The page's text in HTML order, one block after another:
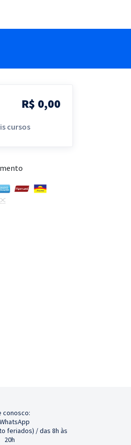
R$ 0,00
cursos
conosco:
WhatsApp
feriados) / das 8h às
20h